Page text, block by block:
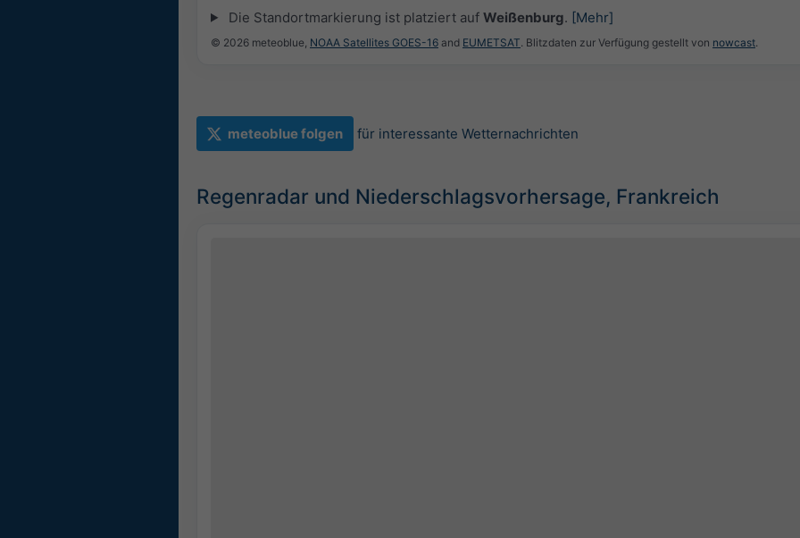
Die Standortmarkierung ist platziert auf Weißenburg. [Mehr]
© 2026 meteoblue, NOAA Satellites GOES-16 and EUMETSAT. Blitzdaten zur Verfügung gestellt von nowcast.
meteoblue folgen für interessante Wetternachrichten
Regenradar und Niederschlagsvorhersage, Frankreich